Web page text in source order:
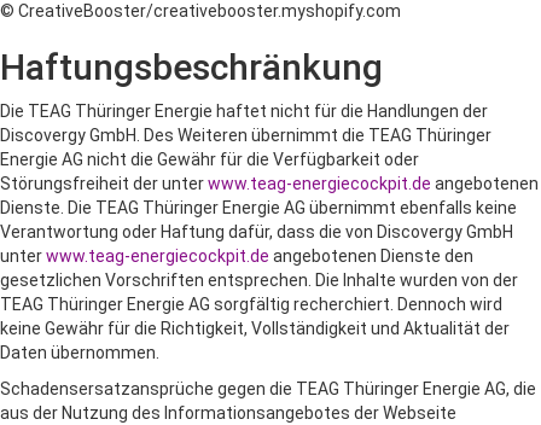
© CreativeBooster/creativebooster.myshopify.com
Haftungsbeschränkung
Die TEAG Thüringer Energie haftet nicht für die Handlungen der
Discovergy GmbH. Des Weiteren übernimmt die TEAG Thüringer
Energie AG nicht die Gewähr für die Verfügbarkeit oder
Störungsfreiheit der unterwww.teag-energiecockpit.de angebotenen
Dienste. Die TEAG Thüringer Energie AG übernimmt ebenfalls keine
Verantwortung oder Haftung dafür, dass die von Discovergy GmbH
unterwww.teag-energiecockpit.de angebotenen Dienste den
gesetzlichen Vorschriften entsprechen. Die Inhalte wurden von der
TEAG Thüringer Energie AG sorgfältig recherchiert. Dennoch wird
keine Gewähr für die Richtigkeit, Vollständigkeit und Aktualität der
Daten übernommen.
Schadensersatzansprüche gegen die TEAG Thüringer Energie AG, die
aus der Nutzung des Informationsangebotes der Webseite